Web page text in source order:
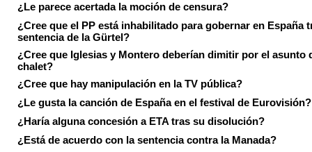
¿Le parece acertada la moción de censura?
¿Cree que el PP está inhabilitado para gobernar en España
sentencia de la Gürtel?
¿Cree que Iglesias y Montero deberían dimitir por el asunto
chalet?
¿Cree que hay manipulación en la TV pública?
¿Le gusta la canción de España en el festival de Eurovisión?
¿Haría alguna concesión a ETA tras su disolución?
¿Está de acuerdo con la sentencia contra la Manada?